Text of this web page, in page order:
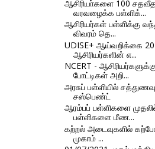
ஆசிரியா்களை 100
வரவழைக்க பள்ளிக்...
ஆசிரியர்கள் பள்ளிக்கு
விவரம் தெ...
UDISE+ ஆய்வறிக்கை
ஆசிரியர்களின் எ...
NCERT -
போட்டிகள் அறி...
அரசுப் பள்ளியில்
சஸ்பெண்ட்
ஆரம்பப் பள்ளிகளை
பள்ளிகளை மீண...
கற்றல் அடைவுகளில்
முகாம் ...